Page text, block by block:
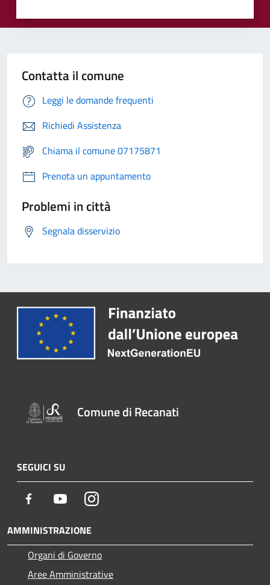
Contatta il comune
Leggi le domande frequenti
Richiedi Assistenza
Chiama il comune 07175871
Prenota un appuntamento
Problemi in città
Segnala disservizio
Comune di Recanati
SEGUICI SU
Facebook YoutubeInstagram
AMMINISTRAZIONE
Organi di Governo
Aree Amministrative